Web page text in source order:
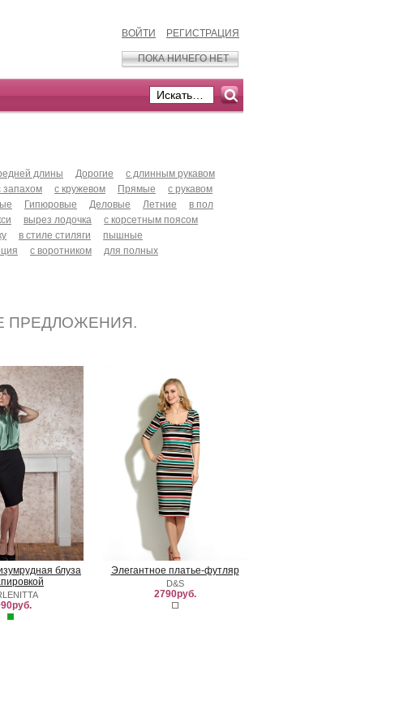
ВОЙТИ РЕГИСТРАЦИЯ
ПОКА НИЧЕГО НЕТ
длины Дорогие
с длинным рукавом
запахом с кружевом Прямые
с рукавом
Гипюровые Деловые Летние
в пол
вырез лодочка
с корсетным поясом
в стиле стиляги
пышные
с воротником
для полных
ПРЕДЛОЖЕНИЯ.
блуза
Элегантное платье-футляр
D&S
2790руб.